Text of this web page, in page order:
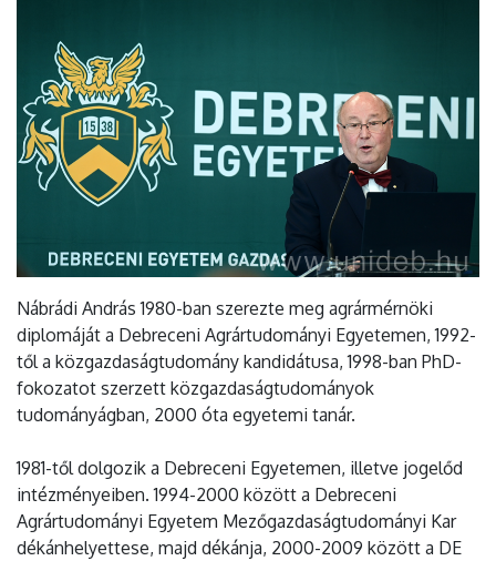
Nábrádi András 1980-ban szerezte meg agrármérnöki
diplomáját a Debreceni Agrártudományi Egyetemen, 1992-
től a közgazdaságtudomány kandidátusa, 1998-ban PhD-
fokozatot szerzett közgazdaságtudományok
tudományágban, 2000 óta egyetemi tanár.
1981-től dolgozik a Debreceni Egyetemen, illetve jogelőd
intézményeiben. 1994-2000 között a Debreceni
Agrártudományi Egyetem Mezőgazdaságtudományi Kar
dékánhelyettese, majd dékánja, 2000-2009 között a DE